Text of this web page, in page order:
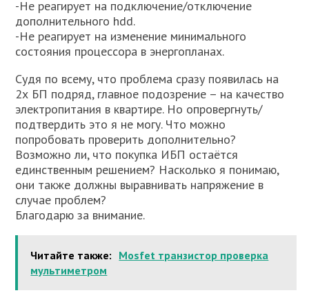
-Не реагирует на подключение/отключение
дополнительного hdd.
-Не реагирует на изменение минимального
состояния процессора в энергопланах.
Судя по всему, что проблема сразу появилась на
2х БП подряд, главное подозрение – на качество
электропитания в квартире. Но опровергнуть/
подтвердить это я не могу. Что можно
попробовать проверить дополнительно?
Возможно ли, что покупка ИБП остаётся
единственным решением? Насколько я понимаю,
они также должны выравнивать напряжение в
случае проблем?
Благодарю за внимание.
Читайте также: Mosfet транзистор проверка
мультиметром